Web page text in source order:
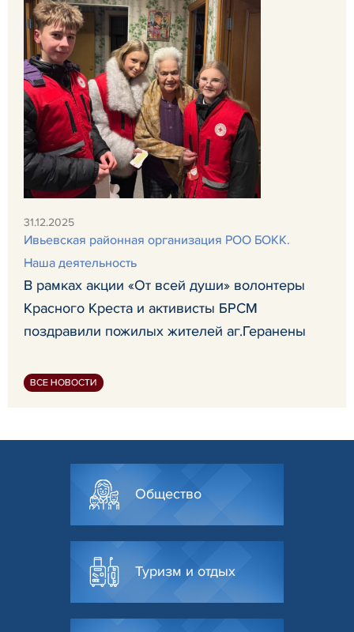
31.12.2025
Ивьевская районная организация РОО БОКК.
Наша деятельность
В рамках акции «От всей души» волонтеры
Красного Креста и активисты БРСМ
поздравили пожилых жителей аг.Геранены
ВСЕ НОВОСТИ
Общество
Туризм и отдых